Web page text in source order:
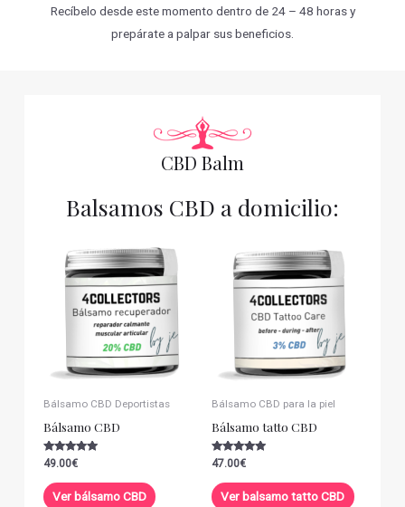
Recíbelo desde este momento dentro de 24 – 48 horas y
prepárate a palpar sus beneficios.
CBD Balm
Balsamos CBD a domicilio:
Bálsamo CBD Deportistas
Bálsamo CBD
Valorado con
de 5
49.00€
Ver bálsamo CBD
Bálsamo CBD para la piel
Bálsamo tatto CBD
Valorado con
de 5
47.00€
Ver balsamo tatto CBD